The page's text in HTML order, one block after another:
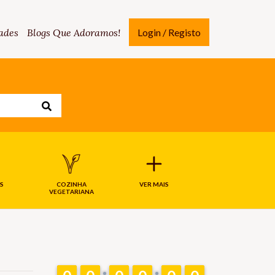
Blogs Que Adoramos! Login / Registo
COZINHA
VEGETARIANA
VER MAIS